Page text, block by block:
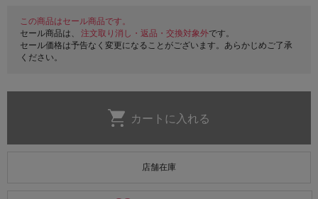
この商品はセール商品です。
セール商品は、 注文取り消し・返品・交換対象外です。
セール価格は予告なく変更になることがございます。あらかじめご了承
ください。
店舗在庫